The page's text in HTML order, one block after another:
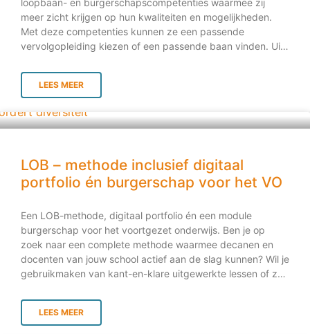
over hun
loopbaan- en burgerschapscompetenties waarmee zij
meer zicht krijgen op hun kwaliteiten en mogelijkheden.
Met deze competenties kunnen ze een passende
vervolgopleiding kiezen of een passende baan vinden. Uit
burgerschapslessen een positieve bijdrage leveren aan de
persoonlijke en sociale ontwikkeling van studenten. Dit
dan ook de reden dat docenten op zoek gaan naar
klare lessen loopbaanontwikkeling (LOB) en burgerschap
ontwikkeld voor het mbo. Het is een complete flexibele
online methode waarmee studenten zelfstandig of onder
een digitaal portfolio. 50 kant-en-klare lessen
loopbaanontwikkeling (LOB) mbo Slim Studeren MBO
bestaat uit twee belangrijke modules. Een module
Loopbaanontwikkeling die bestaat uit 50 kant-en-klare
lessen voor loopbaanontwikkeling (LOB). Dit
LEES MEER
LOB – methode inclusief digitaal
portfolio én burgerschap voor het VO
Een LOB-methode, digitaal portfolio én een module
burgerschap voor het voortgezet onderwijs. Ben je op
zoek naar een complete methode waarmee decanen en
docenten van jouw school actief aan de slag kunnen? Wil je
gebruikmaken van kant-en-klare uitgewerkte lessen of zelf
Studeren VO biedt scholen veel mogelijkheden en
opties om proactief aan de slag te gaan
LEES MEER